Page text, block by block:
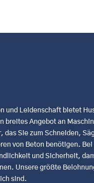
und Leidenschaft bietet
breites Angebot an
das Sie zum Schneiden,
von Beton benötigen.
und Sicherheit,
Unsere größte
sind.